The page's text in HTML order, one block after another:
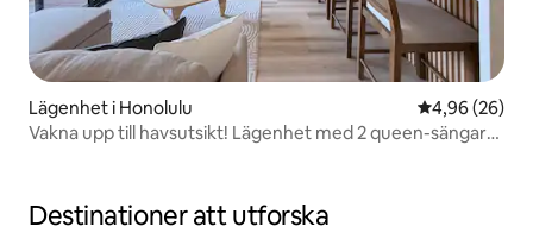
Lägenhet i Honolulu 4,96 av 5 i
4,96 (26)
Vakna upp till havsutsikt! Lägenhet med 2 queen-sängar
Destinationer att utforska